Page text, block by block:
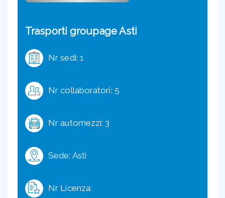
Trasporti groupage Asti
Nr sedi: 1
Nr collaboratori: 5
Nr automezzi: 3
Sede: Asti
Nr Licenza: